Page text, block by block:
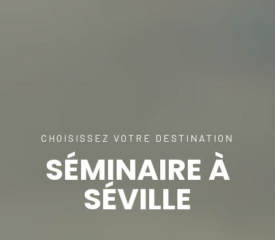
CHOISISSEZ VOTRE DESTINATION
SÉMINAIRE À
SÉVILLE